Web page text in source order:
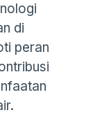
di
peran